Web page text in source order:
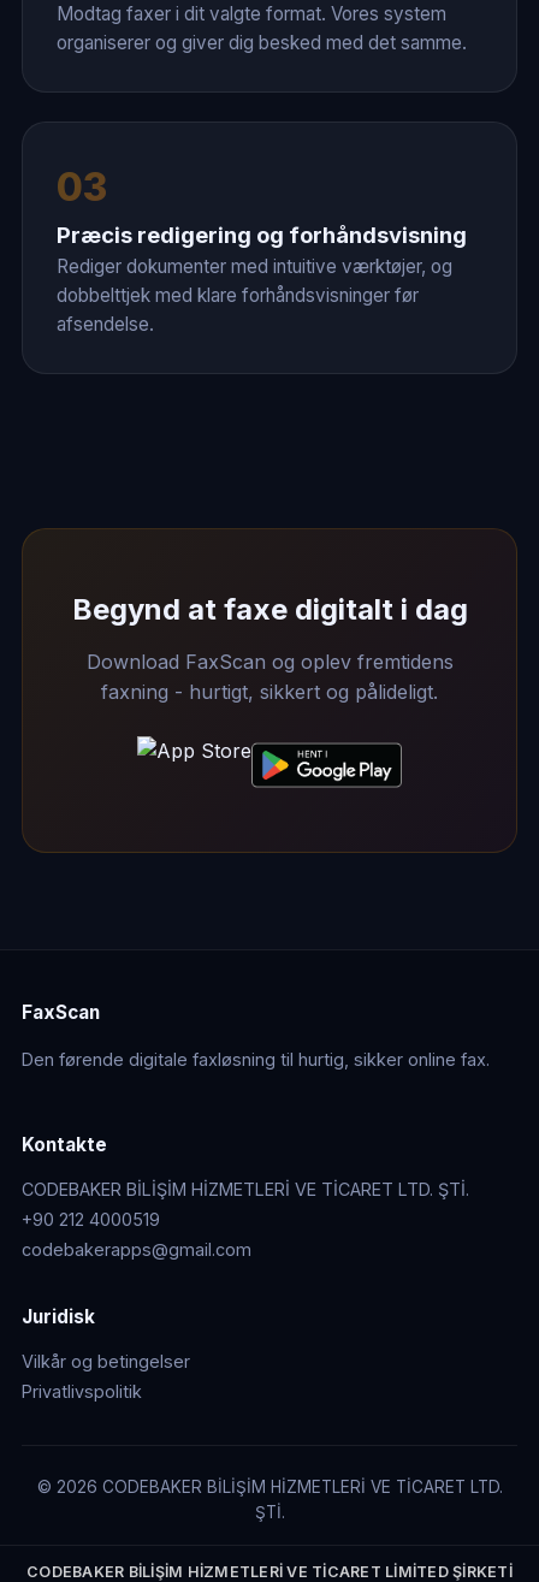
Modtag faxer i dit valgte format. Vores system
organiserer og giver dig besked med det samme.
03
Præcis redigering og forhåndsvisning
Rediger dokumenter med intuitive værktøjer, og
dobbelttjek med klare forhåndsvisninger før
afsendelse.
Begynd at faxe digitalt i dag
Download FaxScan og oplev fremtidens
faxning - hurtigt, sikkert og pålideligt.
FaxScan
Den førende digitale faxløsning til hurtig, sikker online fax.
Kontakte
CODEBAKER BİLİŞİM HİZMETLERİ VE TİCARET LTD. ŞTİ.
+90 212 4000519
codebakerapps@gmail.com
Juridisk
Vilkår og betingelser
Privatlivspolitik
© 2026 CODEBAKER BİLİŞİM HİZMETLERİ VE TİCARET LTD.
ŞTİ.
CODEBAKER BİLİŞİM HİZMETLERİ VE TİCARET LİMİTED ŞİRKETİ